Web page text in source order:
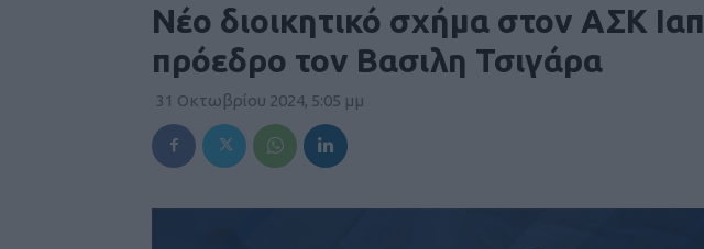
Νέο διοικητικό σχήμα στον ΑΣΚ
πρόεδρο τον Βασιλη Τσιγάρα
31 Οκτωβρίου 2024, 5:05 μμ